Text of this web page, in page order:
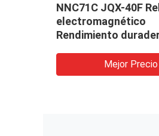
NNC71C JQX-40F
electromagnético
Rendimiento
Mejor Precio